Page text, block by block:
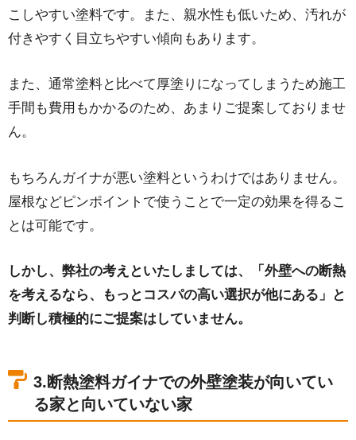
こしやすい塗料です。また、親水性も低いため、汚れが
付きやすく目立ちやすい傾向もあります。
また、通常塗料と比べて厚塗りになってしまうため施工
手間も費用もかかるのため、あまりご提案しておりませ
ん。
もちろんガイナが悪い塗料というわけではありません。
屋根などピンポイントで使うことで一定の効果を得るこ
とは可能です。
しかし、弊社の考えといたしましては、「外壁への断熱
を考えるなら、もっとコスパの高い選択が他にある」と
判断し積極的にご提案はしていません。
3.断熱塗料ガイナでの外壁塗装が向いてい
る家と向いていない家